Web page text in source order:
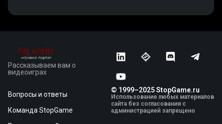
Рассказываем вам о
видеоиграх
Вопросы и ответы
Команда StopGame
© 1999–2025 StopGame.ru
Использование любых материалов
сайта без согласования с
администрацией запрещено